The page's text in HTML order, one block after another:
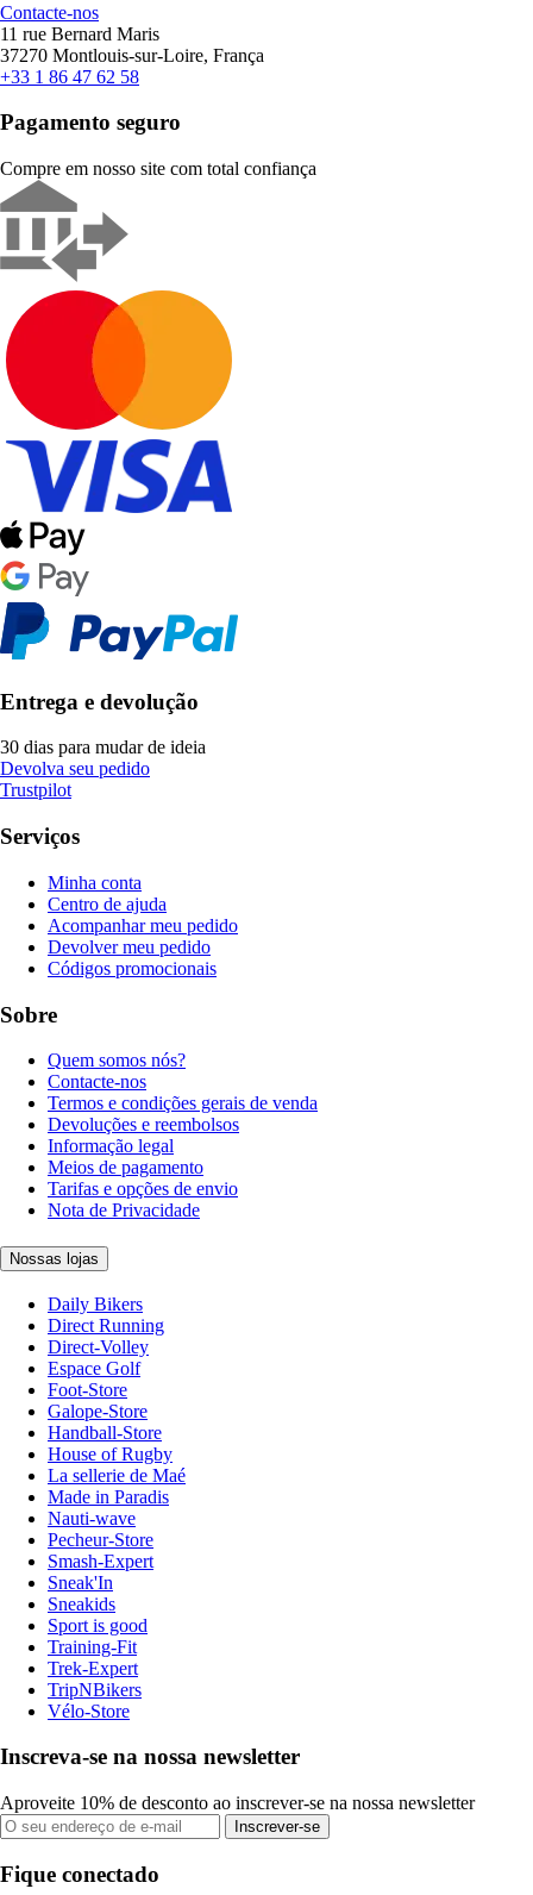
Contacte-nos
11 rue Bernard Maris
37270 Montlouis-sur-Loire, França
+33 1 86 47 62 58
Pagamento seguro
Compre em nosso site com total confiança
Entrega e devolução
30 dias para mudar de ideia
Devolva seu pedido
Trustpilot
Serviços
Minha conta
Centro de ajuda
Acompanhar meu pedido
Devolver meu pedido
Códigos promocionais
Sobre
Quem somos nós?
Contacte-nos
Termos e condições gerais de venda
Devoluções e reembolsos
Informação legal
Meios de pagamento
Tarifas e opções de envio
Nota de Privacidade
Nossas lojas
Daily Bikers
Direct Running
Direct-Volley
Espace Golf
Foot-Store
Galope-Store
Handball-Store
House of Rugby
La sellerie de Maé
Made in Paradis
Nauti-wave
Pecheur-Store
Smash-Expert
Sneak'In
Sneakids
Sport is good
Training-Fit
Trek-Expert
TripNBikers
Vélo-Store
Inscreva-se na nossa newsletter
Aproveite 10% de desconto ao inscrever-se na nossa newsletter
Inscrever-se
Fique conectado